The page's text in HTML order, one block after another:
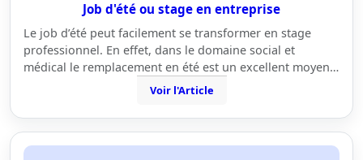
Job d'été ou stage en entreprise
Le job d’été peut facilement se transformer en stage
professionnel. En effet, dans le domaine social et
médical le remplacement en été est un excellent moyen…
Voir l'Article